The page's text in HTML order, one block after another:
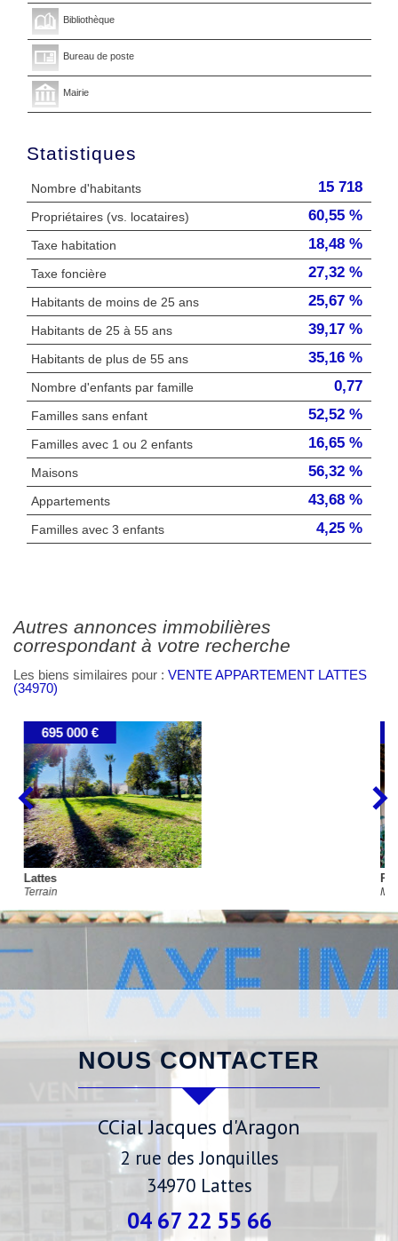
Bibliothèque
Bureau de poste
Mairie
Statistiques
Nombre d'habitants 15 718
Propriétaires (vs. locataires) 60,55 %
Taxe habitation 18,48 %
Taxe foncière 27,32 %
Habitants de moins de 25 ans 25,67 %
Habitants de 25 à 55 ans 39,17 %
Habitants de plus de 55 ans 35,16 %
Nombre d'enfants par famille 0,77
Familles sans enfant 52,52 %
Familles avec 1 ou 2 enfants 16,65 %
Maisons 56,32 %
Appartements 43,68 %
Familles avec 3 enfants 4,25 %
autres annonces immobilières
correspondant à votre recherche
Les biens similaires pour : VENTE APPARTEMENT LATTES
(34970)
730 000 €
NOUS CONTACTER
CCial Jacques d'Aragon
2 rue des Jonquilles
34970 Lattes
04 67 22 55 66